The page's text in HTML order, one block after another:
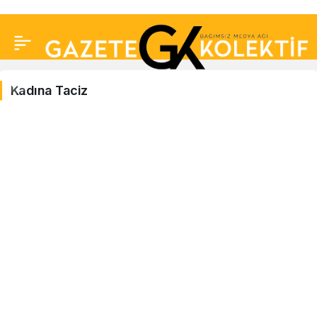
Kadına
Kadına Taciz